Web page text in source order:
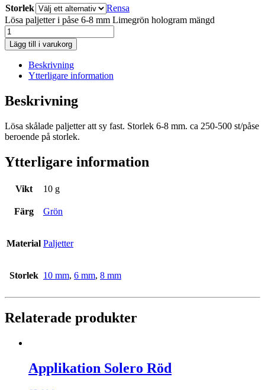
Storlek
Rensa
Lösa paljetter i påse 6-8 mm Limegrön hologram mängd
Lägg till i varukorg
Beskrivning
Ytterligare information
Beskrivning
Lösa skålade paljetter att sy fast. Storlek 6-8 mm. ca 250-500 st/påse
beroende på storlek.
Ytterligare information
Vikt 10 g
Färg Grön
Material Paljetter
Storlek 10 mm, 6 mm, 8 mm
Relaterade produkter
Applikation Solero Röd